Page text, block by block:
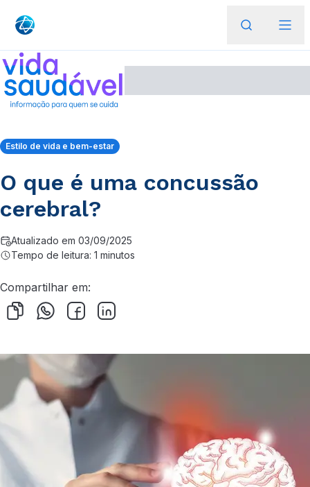
Estilo de vida e bem-estar
O que é uma concussão
cerebral?
Atualizado em 03/09/2025
Tempo de leitura: 1 minutos
Compartilhar em: